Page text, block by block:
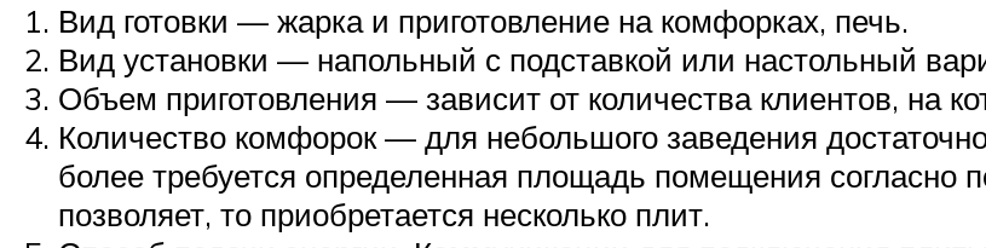
Вид готовки — жарка и приготовление на комфорках, печь.
Вид установки — напольный с подставкой или настольный
Объем приготовления — зависит от количества клиентов, на
Количество комфорок — для небольшого заведения
более требуется определенная площадь помещения согласно
позволяет, то приобретается несколько плит.